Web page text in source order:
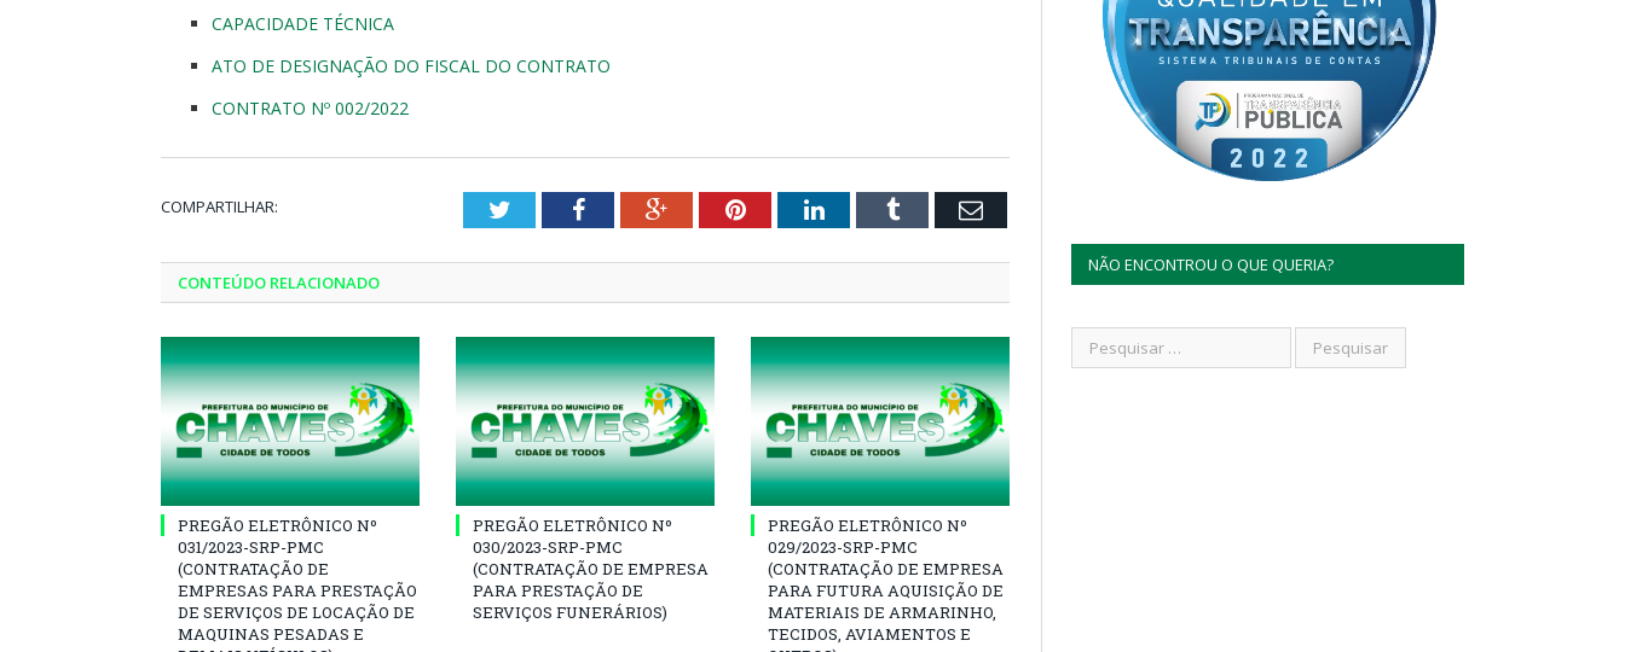
CAPACIDADE TÉCNICA
ATO DE DESIGNAÇÃO DO FISCAL DO CONTRATO
CONTRATO Nº 002/2022
COMPARTILHAR: TwitterFacebookGoogle+PinterestLinkedInTumblr Email
CONTEÚDO RELACIONADO
PREGÃO ELETRÔNICO Nº
031/2023-SRP-PMC
(CONTRATAÇÃO DE
EMPRESAS PARA PRESTAÇÃO
DE SERVIÇOS DE LOCAÇÃO DE
MAQUINAS PESADAS E
PREGÃO ELETRÔNICO Nº
030/2023-SRP-PMC
(CONTRATAÇÃO DE EMPRESA
PARA PRESTAÇÃO DE
SERVIÇOS FUNERÁRIOS)
PREGÃO ELETRÔNICO Nº
029/2023-SRP-PMC
(CONTRATAÇÃO DE EMPRESA
PARA FUTURA AQUISIÇÃO DE
MATERIAIS DE ARMARINHO,
TECIDOS, AVIAMENTOS E
NÃO ENCONTROU O QUE QUERIA?